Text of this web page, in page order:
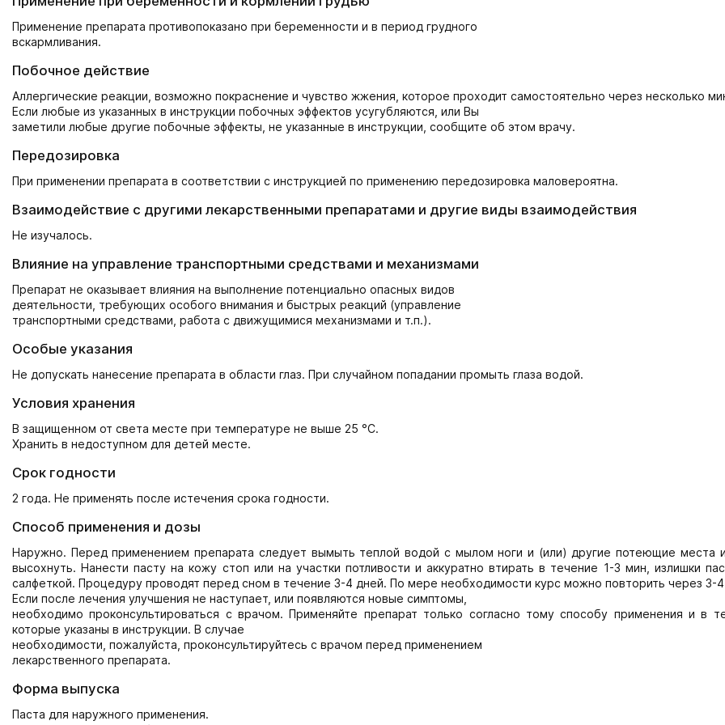
Применение препарата противопоказано при беременности и в период грудного
вскармливания.
Побочное действие
Аллергические реакции, возможно покраснение и чувство жжения, которое проходит самостоятельно через несколько
Если любые из указанных в инструкции побочных эффектов усугубляются, или Вы
заметили любые другие побочные эффекты, не указанные в инструкции, сообщите об этом врачу.
Передозировка
При применении препарата в соответствии с инструкцией по применению передозировка маловероятна.
Взаимодействие с другими лекарственными препаратами и другие виды взаимодействия
Не изучалось.
Влияние на управление транспортными средствами и механизмами
Препарат не оказывает влияния на выполнение потенциально опасных видов
деятельности, требующих особого внимания и быстрых реакций (управление
транспортными средствами, работа с движущимися механизмами и т.п.).
Особые указания
Не допускать нанесение препарата в области глаз. При случайном попадании промыть глаза водой.
Условия хранения
В защищенном от света месте при температуре не выше 25 °С.
Хранить в недоступном для детей месте.
Срок годности
2 года. Не применять после истечения срока годности.
Способ применения и дозы
Наружно. Перед применением препарата следует вымыть теплой водой с мылом ноги и (или) другие потеющие места
высохнуть. Нанести пасту на кожу стоп или на участки потливости и аккуратно втирать в течение 1-3 мин, излишки
салфеткой. Процедуру проводят перед сном в течение 3-4 дней. По мере необходимости курс можно повторить через 3-
Если после лечения улучшения не наступает, или появляются новые симптомы,
необходимо проконсультироваться с врачом. Применяйте препарат только согласно тому способу применения и в
которые указаны в инструкции. В случае
необходимости, пожалуйста, проконсультируйтесь с врачом перед применением
лекарственного препарата.
Форма выпуска
Паста для наружного применения.